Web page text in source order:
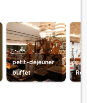
petit-déjeuner
buffet